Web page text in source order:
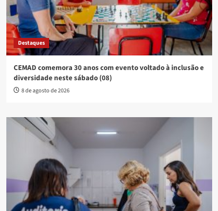
Destaques
CEMAD comemora 30 anos com evento voltado à inclusão e
diversidade neste sábado (08)
8 de agosto de 2026